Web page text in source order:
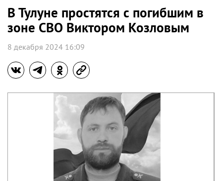
В Тулуне простятся с погибшим в
зоне СВО Виктором Козловым
8 декабря 2024 16:09